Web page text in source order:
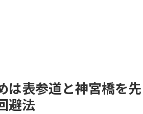
は表参道と神宮橋を先
避法